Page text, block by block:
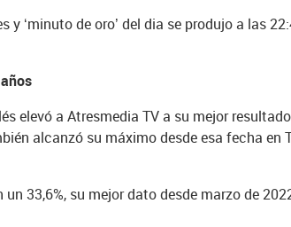
‘minuto de oro’ del dia se produjo a las
elevó a Atresmedia TV a su mejor
alcanzó su máximo desde esa fecha en
33,6%, su mejor dato desde marzo de